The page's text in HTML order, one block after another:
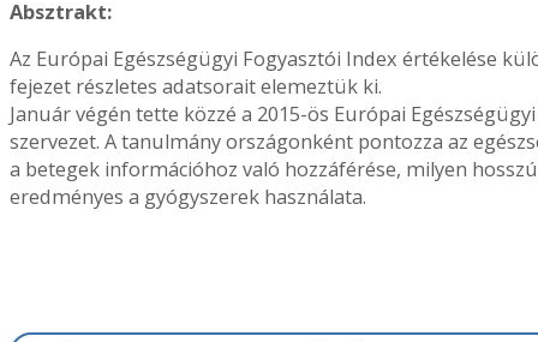
Absztrakt:
Az Európai Egészségügyi Fogyasztói Index értékelése
fejezet részletes adatsorait elemeztük ki.
Január végén tette közzé a 2015-ös Európai
szervezet. A tanulmány országonként pontozza az
a betegek információhoz való hozzáférése, milyen
eredményes a gyógyszerek használata.